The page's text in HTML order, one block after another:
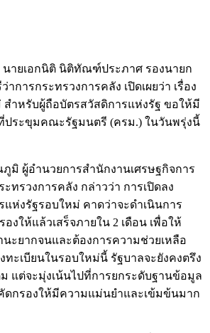
นายเอกนิติ นิติทัณฑ์ประภาศ รองนายก
การกระทรวงการคลัง เปิดเผยว่า เรื่อง
สำหรับผู้ถือบัตรสวัสดิการแห่งรัฐ ขอให้มี
ประขุมคณะรัฐมนตรี (ครม.) ในวันพรุ่งนี้
มิ ผู้อำนวยการสำนักงานเศรษฐกิจการ
ทรวงการคลัง กล่าวว่า การเปิดลง
แห่งรัฐรอบใหม่ คาดว่าจะดำเนินการ
งให้แล้วเสร็จภายใน 2 เดือน เพื่อให้
นะยากจนและต้องการความช่วยเหลือ
ทะเบียนในรอบใหม่นี้ รัฐบาลจะยังคงตรึง
ม แต่จะมุ่งเน้นไปที่การยกระดับฐานข้อมูล
ดกรองให้มีความแม่นยำและเข้มข้นมาก